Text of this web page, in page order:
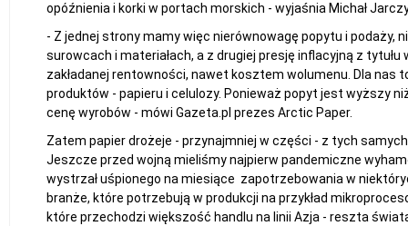
opóźnienia i korki w portach morskich - wyjaśnia Michał
- Z jednej strony mamy więc nierównowagę popytu i
surowcach i materiałach, a z drugiej presję inflacyjną z
zakładanej rentowności, nawet kosztem wolumenu. Dla
produktów - papieru i celulozy. Ponieważ popyt jest wyższy
cenę wyrobów - mówi Gazeta.pl prezes Arctic Paper.
Zatem papier drożeje - przynajmniej w części - z tych
Jeszcze przed wojną mieliśmy najpierw pandemiczne
wystrzał uśpionego na miesiące zapotrzebowania w
branże, które potrzebują w produkcji na przykład
które przechodzi większość handlu na linii Azja - reszta